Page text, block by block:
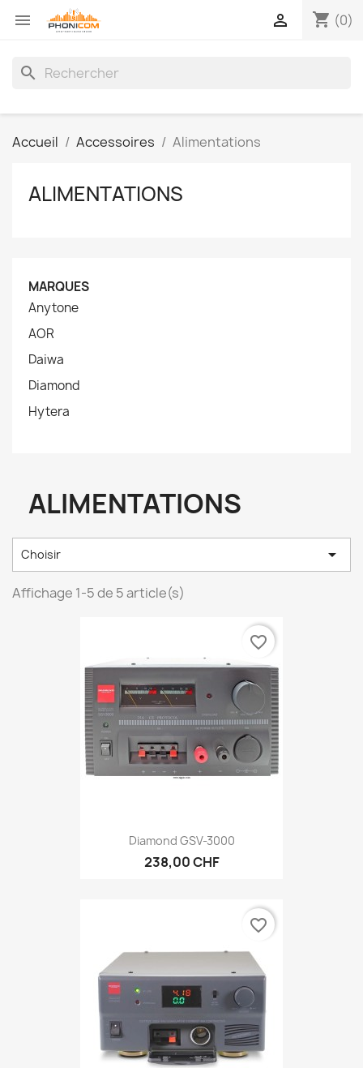
 shopping_cart (0)

search
Accueil Accessoires Alimentations
ALIMENTATIONS
MARQUES
Anytone
AOR
Daiwa
Diamond
Hytera
ALIMENTATIONS
Choisir 
Affichage 1-5 de 5 article(s)
Diamond GSV-3000
238,00 CHF
favorite_border
favorite_border